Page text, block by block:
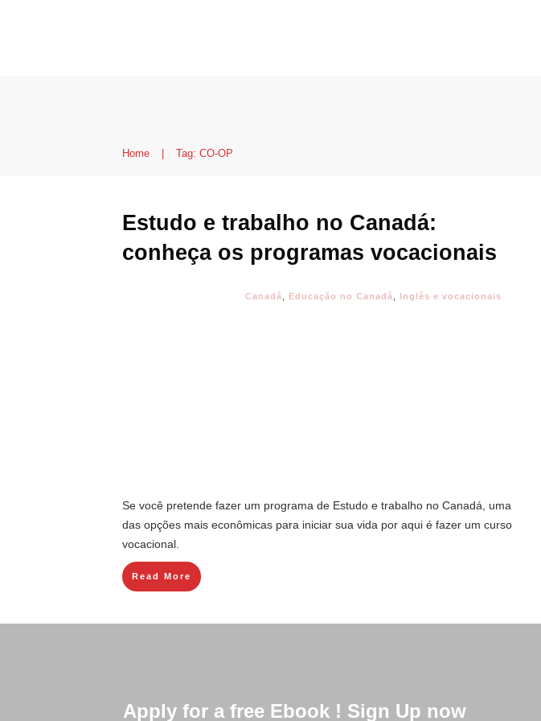
Home Tag: CO-OP
Estudo e trabalho no Canadá:
conheça os programas vocacionais
Canadá Educação no Canadá Inglês e vocacionais
Se você pretende fazer um programa de Estudo e trabalho no Canadá, uma
das opções mais econômicas para iniciar sua vida por aqui é fazer um curso
vocacional.
Read More
Apply for a free Ebook ! Sign Up now